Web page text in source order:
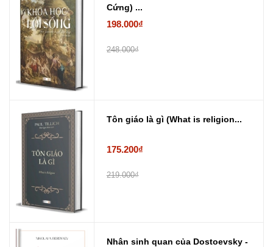
Cứng) ...
198.000₫
248.000₫
Tôn giáo là gì (What is religion...
175.200₫
219.000₫
Nhân sinh quan của Dostoevsky -